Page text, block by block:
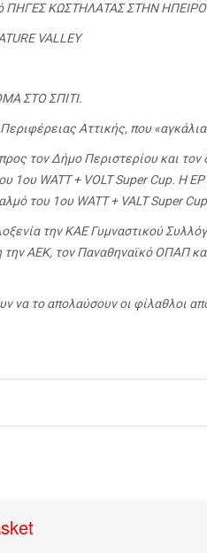
ΠΗΓΕΣ ΚΩΣΤΗΛΑΤΑΣ ΣΤΗΝ ΗΠΕΙΡΟ
VALLEY
ΣΤΟ ΣΠΙΤΙ.
Αττικής, που
προς τον Δήμο Περιστερίου και
1ου WATT + VOLT Super Cup. Η
του 1ου WATT + VALT Super
την ΚΑΕ Γυμναστικού
ΑΕΚ, τον Παναθηναϊκό ΟΠΑΠ
να το απολαύσουν οι φίλαθλοι